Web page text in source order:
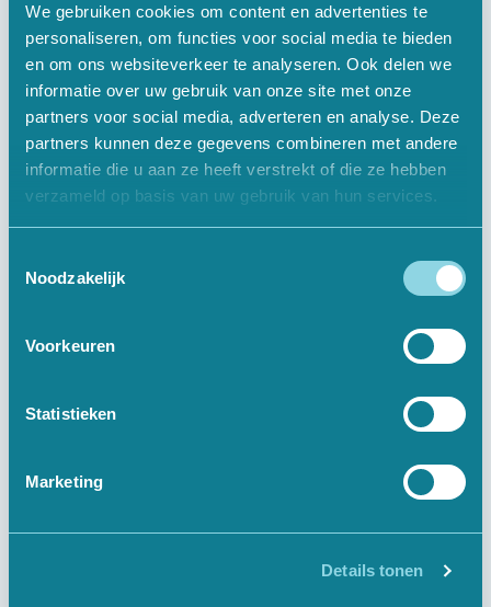
We gebruiken cookies om content en advertenties te
personaliseren, om functies voor social media te bieden
en om ons websiteverkeer te analyseren. Ook delen we
informatie over uw gebruik van onze site met onze
partners voor social media, adverteren en analyse. Deze
partners kunnen deze gegevens combineren met andere
informatie die u aan ze heeft verstrekt of die ze hebben
verzameld op basis van uw gebruik van hun services.
Noodzakelijk
Voorkeuren
Statistieken
Marketing
Details tonen
Informatief
Over Ons
Offerte Aanvragen
Vacatures
Contact
Digitale Oplossingen
Websites
Websites